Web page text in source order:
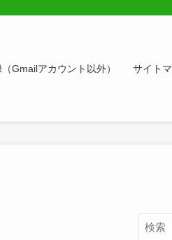
学びたい方、スキルアップしたい方、
Gmailアカウント以外） サイト